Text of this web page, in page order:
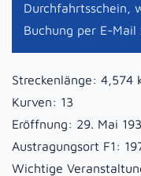
Durchfahrtsschein,
Buchung per E-Mail
Streckenlänge: 4,574
Kurven: 13
Eröffnung: 29. Mai
Austragungsort F1:
Wichtige